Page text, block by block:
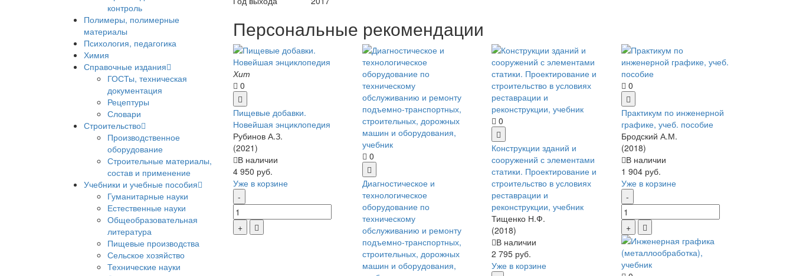
контроль
Полимеры, полимерные
материалы
Психология, педагогика
Химия
Справочные издания
ГОСТы, техническая
документация
Рецептуры
Словари
Строительство
Производственное
оборудование
Строительные материалы,
состав и применение
Учебники и учебные пособия
Гуманитарные науки
Естественные науки
Общеобразовательная
литература
Пищевые производства
Сельское хозяйство
Технические науки
Персональные рекомендации
Хит
0
Пищевые добавки.
Новейшая энциклопедия
Рубинов А.З.
(2021)
В наличии
4 950 руб.
Уже в корзине
0
Диагностическое и
технологическое
оборудование по
техническому
обслуживанию и ремонту
подъемно-транспортных,
строительных, дорожных
машин и оборудования,
0
Конструкции зданий и
сооружений с элементами
статики. Проектирование и
строительство в условиях
реставрации и
реконструкции, учебник
Тищенко Н.Ф.
(2018)
В наличии
2 795 руб.
Уже в корзине
0
Практикум по инженерной
графике, учеб. пособие
Бродский А.М.
(2018)
В наличии
1 904 руб.
Уже в корзине